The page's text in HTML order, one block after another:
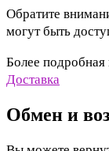
Обратите
могут быть
Более
Доставка
Обмен и